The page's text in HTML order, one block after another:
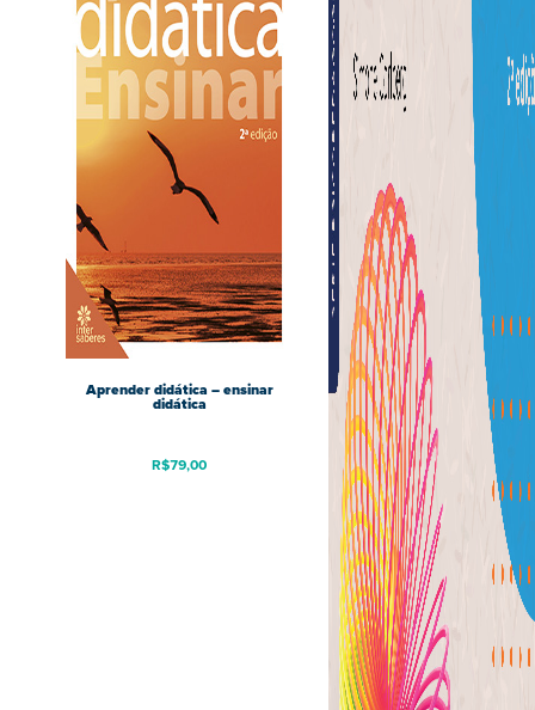
Aprender didática – ensinar
didática
R$79,00